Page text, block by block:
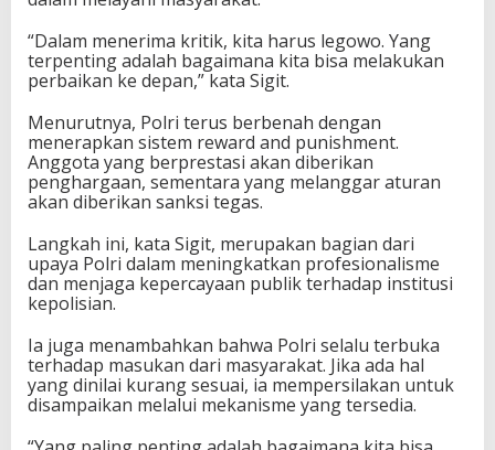
“Dalam menerima kritik, kita harus legowo. Yang
terpenting adalah bagaimana kita bisa melakukan
perbaikan ke depan,” kata Sigit.
Menurutnya, Polri terus berbenah dengan
menerapkan sistem reward and punishment.
Anggota yang berprestasi akan diberikan
penghargaan, sementara yang melanggar aturan
akan diberikan sanksi tegas.
Langkah ini, kata Sigit, merupakan bagian dari
upaya Polri dalam meningkatkan profesionalisme
dan menjaga kepercayaan publik terhadap institusi
kepolisian.
Ia juga menambahkan bahwa Polri selalu terbuka
terhadap masukan dari masyarakat. Jika ada hal
yang dinilai kurang sesuai, ia mempersilakan untuk
disampaikan melalui mekanisme yang tersedia.